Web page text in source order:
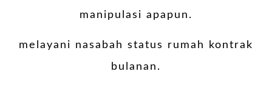
manipulasi apapun.
melayani nasabah status rumah kontrak
bulanan.